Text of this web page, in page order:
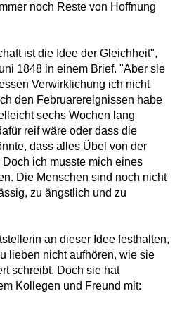
noch Reste von Hoffnung
ist die Idee der Gleichheit",
1848 in einem Brief. "Aber sie
Verwirklichung ich nicht
den Februarereignissen habe
sechs Wochen lang
reif wäre oder dass die
dass alles Übel von der
ich musste mich eines
Die Menschen sind noch nicht
zu ängstlich und zu
an dieser Idee festhalten,
lieben nicht aufhören, wie sie
schreibt. Doch sie hat
Kollegen und Freund mit: